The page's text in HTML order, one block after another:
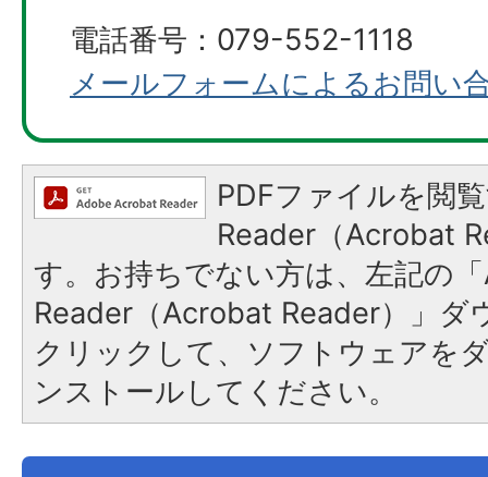
電話番号：079-552-1118
メールフォームによるお問い
PDFファイルを閲
Reader（Acrobat
す。お持ちでない方は、左記の
Reader（Acrobat Reader）」ダ
クリックして、ソフトウェアを
ンストールしてください。